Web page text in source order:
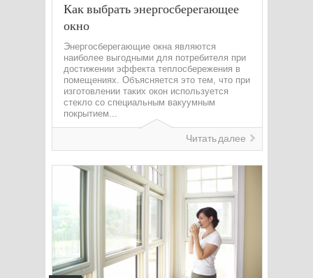
Как выбрать энергосберегающее
окно
Энергосберегающие окна являются
наиболее выгодными для потребителя при
достижении эффекта теплосбережения в
помещениях. Объясняется это тем, что при
изготовлении таких окон используется
стекло со специальным вакуумным
покрытием...
Читать далее